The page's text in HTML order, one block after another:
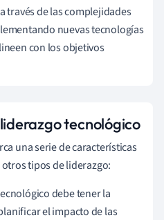
través de las complejidades
nuevas tecnologías
con los objetivos
tecnológico
una serie de características
tipos de liderazgo:
debe tener la
el impacto de las